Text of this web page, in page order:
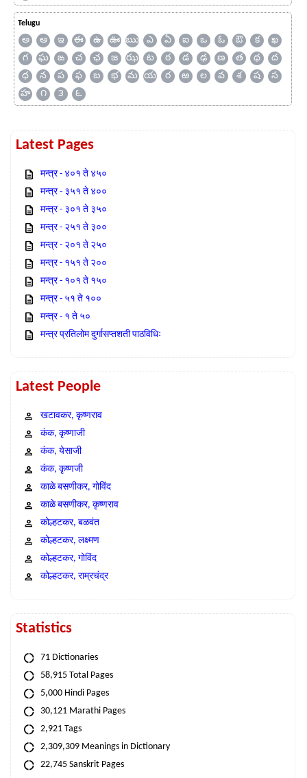
Telugu
అ ఆ ఇ ఈ ఉ ఊ ఋ ఎ ఏ ఐ ఒ ఓ ఔ క
ఖ
గ
ఘ ఙ చ ఛ జ ఝ ట ఠ డ ఢ ణ త థ
ద
ధ
న ప ఫ బ భ మ య ర ఱ ల వ శ ష
స
హ
౧ ౩ ౬
Latest Pages
मन्त्र - ४०१ ते ४५०
मन्त्र - ३५१ ते ४००
मन्त्र - ३०१ ते ३५०
मन्त्र - २५१ ते ३००
मन्त्र - २०१ ते २५०
मन्त्र - १५१ ते २००
मन्त्र - १०१ ते १५०
मन्त्र - ५१ ते १००
मन्त्र - १ ते ५०
मन्त्र प्रतिलोम दुर्गासप्तशती पाठविधिः
Latest People
खटावकर, कृष्णराव
कंक, कृष्णाजी
कंक, येसाजी
कंक, कृष्णजी
काळे बसणीकर, गोविंद
काळे बसणीकर, कृष्णराव
कोल्हटकर, बळवंत
कोल्हटकर, लक्ष्मण
कोल्हटकर, गोविंद
कोल्हटकर, राम्रचंद्र
Statistics
71 Dictionaries
58,915 Total Pages
5,000 Hindi Pages
30,121 Marathi Pages
2,921 Tags
2,309,309 Meanings in Dictionary
22,745 Sanskrit Pages